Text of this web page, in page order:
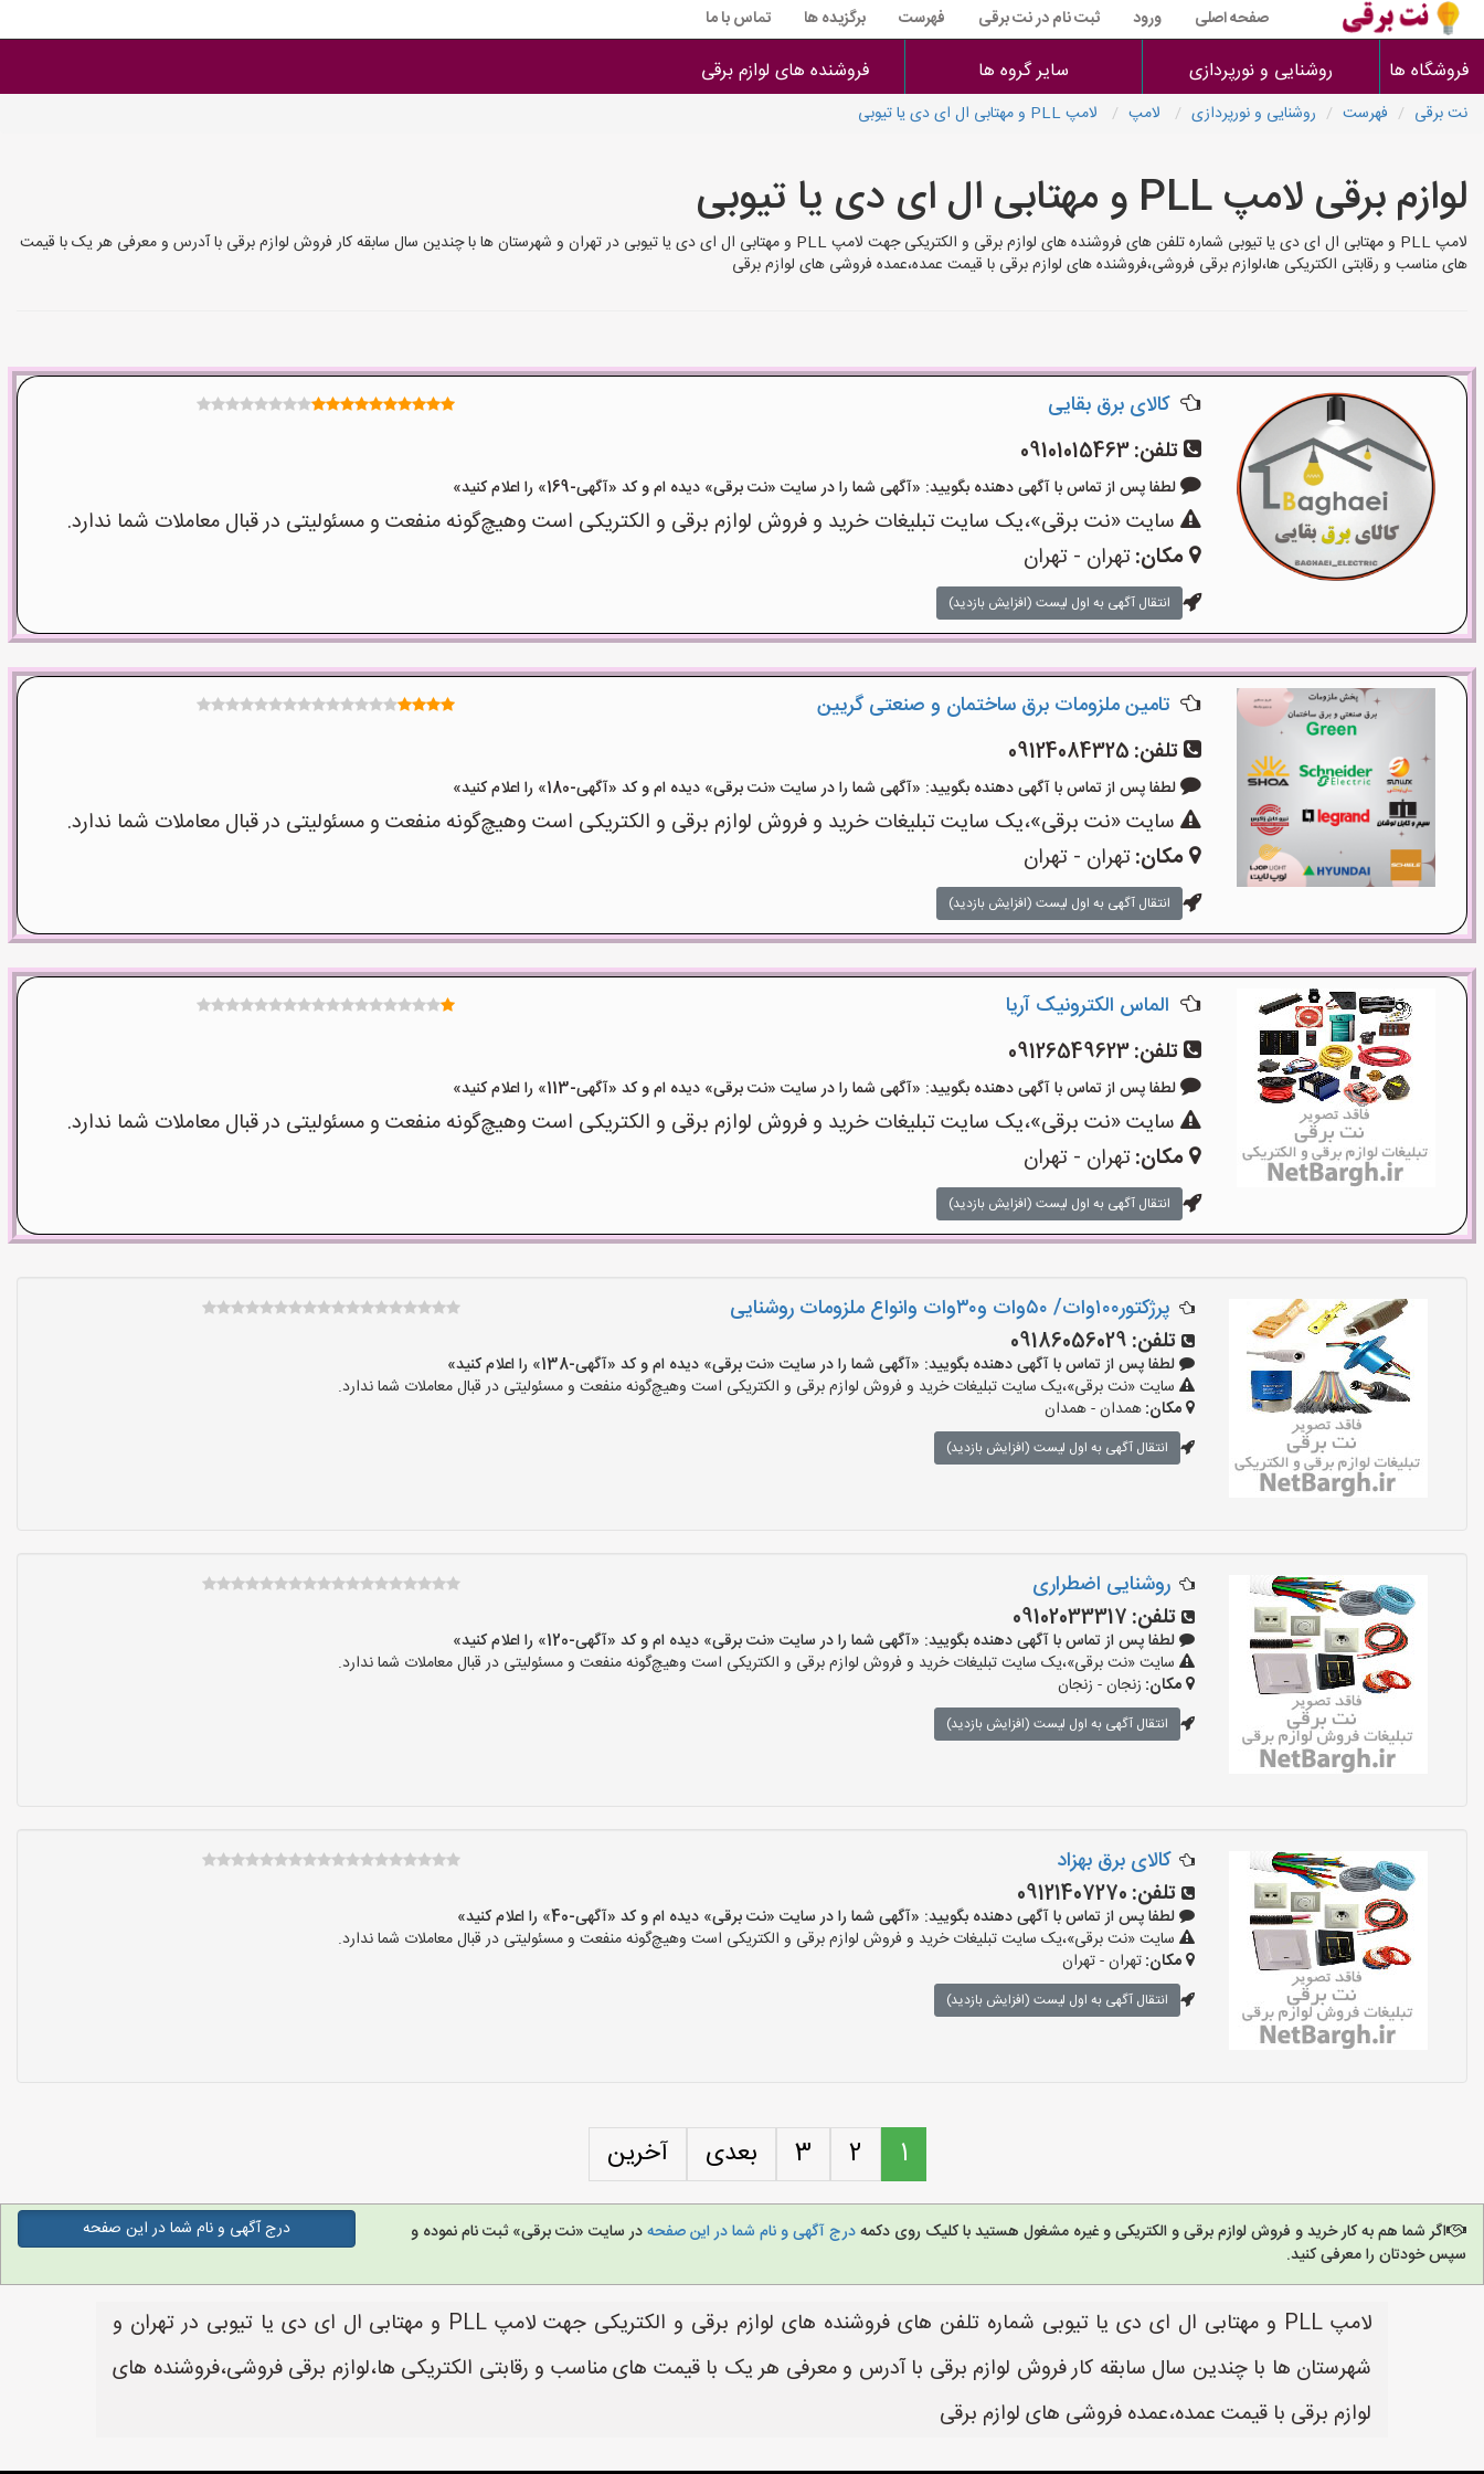
صفحه اصلی ورود ثبت نام در نت برقی فهرست برگزیده ها تماس با ما
فروشگاه ها روشنایی و نورپردازی سایر گروه ها فروشنده های لوازم برقی
نت برقی فهرست روشنایی و نورپردازی لامپ لامپ PLL و مهتابی ال ای دی یا تیوبی
لوازم برقی لامپ PLL و مهتابی ال ای دی یا تیوبی
لامپ PLL و مهتابی ال ای دی یا تیوبی شماره تلفن های فروشنده های لوازم برقی و الکتریکی جهت لامپ PLL و مهتابی ال ای دی یا تیوبی در تهران و شهرستان ها با چندین سال سابقه کار فروش لوازم برقی با آدرس و معرفی هر یک با قیمت
های مناسب و رقابتی الکتریکی ها،لوازم برقی فروشی،فروشنده های لوازم برقی با قیمت عمده،عمده فروشی های لوازم برقی
کالای برق بقایی
تلفن:09101015463
لطفا پس از تماس با آگهی دهنده بگویید: «آگهی شما را در سایت «نت برقی» دیده ام و کد «آگهی-169» را اعلام کنید»
سایت «نت برقی»،یک سایت تبلیغات خرید و فروش لوازم برقی و الکتریکی است وهیچ‌گونه منفعت و مسئولیتی در قبال معاملات شما ندارد.
مکان:تهران - تهران
انتقال آگهی به اول لیست (افزایش بازدید)
تامین ملزومات برق ساختمان و صنعتی گریین
تلفن: 09124084325
لطفا پس از تماس با آگهی دهنده بگویید: «آگهی شما را در سایت «نت برقی» دیده ام و کد «آگهی-180» را اعلام کنید»
سایت «نت برقی»،یک سایت تبلیغات خرید و فروش لوازم برقی و الکتریکی است وهیچ‌گونه منفعت و مسئولیتی در قبال معاملات شما ندارد.
مکان:تهران - تهران
انتقال آگهی به اول لیست (افزایش بازدید)
الماس الکترونیک آریا
تلفن:09126549623
لطفا پس از تماس با آگهی دهنده بگویید: «آگهی شما را در سایت «نت برقی» دیده ام و کد «آگهی-113» را اعلام کنید»
سایت «نت برقی»،یک سایت تبلیغات خرید و فروش لوازم برقی و الکتریکی است وهیچ‌گونه منفعت و مسئولیتی در قبال معاملات شما ندارد.
مکان:تهران - تهران
انتقال آگهی به اول لیست (افزایش بازدید)
پرژکتور۱۰۰وات/ ۵۰وات و۳۰وات وانواع ملزومات روشنایی
تلفن: 09186056029
لطفا پس از تماس با آگهی دهنده بگویید: «آگهی شما را در سایت «نت برقی» دیده ام و کد «آگهی-138» را اعلام کنید»
سایت «نت برقی»،یک سایت تبلیغات خرید و فروش لوازم برقی و الکتریکی است وهیچ‌گونه منفعت و مسئولیتی در قبال معاملات شما ندارد.
مکان:همدان - همدان
انتقال آگهی به اول لیست (افزایش بازدید)
روشنایی اضطراری
تلفن: 09102033317
لطفا پس از تماس با آگهی دهنده بگویید: «آگهی شما را در سایت «نت برقی» دیده ام و کد «آگهی-120» را اعلام کنید»
سایت «نت برقی»،یک سایت تبلیغات خرید و فروش لوازم برقی و الکتریکی است وهیچ‌گونه منفعت و مسئولیتی در قبال معاملات شما ندارد.
مکان: زنجان - زنجان
انتقال آگهی به اول لیست (افزایش بازدید)
کالای برق بهزاد
تلفن: 09121407270
لطفا پس از تماس با آگهی دهنده بگویید: «آگهی شما را در سایت «نت برقی» دیده ام و کد «آگهی-40» را اعلام کنید»
سایت «نت برقی»،یک سایت تبلیغات خرید و فروش لوازم برقی و الکتریکی است وهیچ‌گونه منفعت و مسئولیتی در قبال معاملات شما ندارد.
مکان:تهران - تهران
انتقال آگهی به اول لیست (افزایش بازدید)
1
2
3 بعدی آخرین
اگر شما هم به کار خرید و فروش لوازم برقی و الکتریکی و غیره مشغول هستید با کلیک روی دکمهدرج آگهی و نام شما در این صفحهدر سایت «نت برقی» ثبت نام نموده و
سپس خودتان را معرفی کنید.
درج آگهی و نام شما در این صفحه
لامپ PLL و مهتابی ال ای دی یا تیوبی شماره تلفن های فروشنده های لوازم برقی و الکتریکی جهت لامپ PLL و مهتابی ال ای دی یا تیوبی در تهران و
شهرستان ها با چندین سال سابقه کار فروش لوازم برقی با آدرس و معرفی هر یک با قیمت های مناسب و رقابتی الکتریکی ها،لوازم برقی فروشی،فروشنده های
لوازم برقی با قیمت عمده،عمده فروشی های لوازم برقی